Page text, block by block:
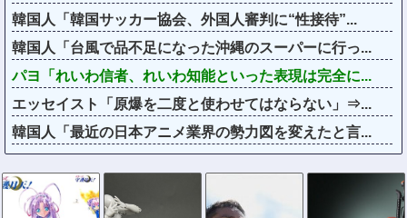
韓国人「韓国サッカー協会、外国人審判に“性接待”...
韓国人「台風で品不足になった沖縄のスーパーに行っ...
パヨ「れいわ信者、れいわ知能といった表現は完全に...
エッセイスト「原爆を二度と使わせてはならない」⇒...
韓国人「最近の日本アニメ業界の勢力図を変えたと言...